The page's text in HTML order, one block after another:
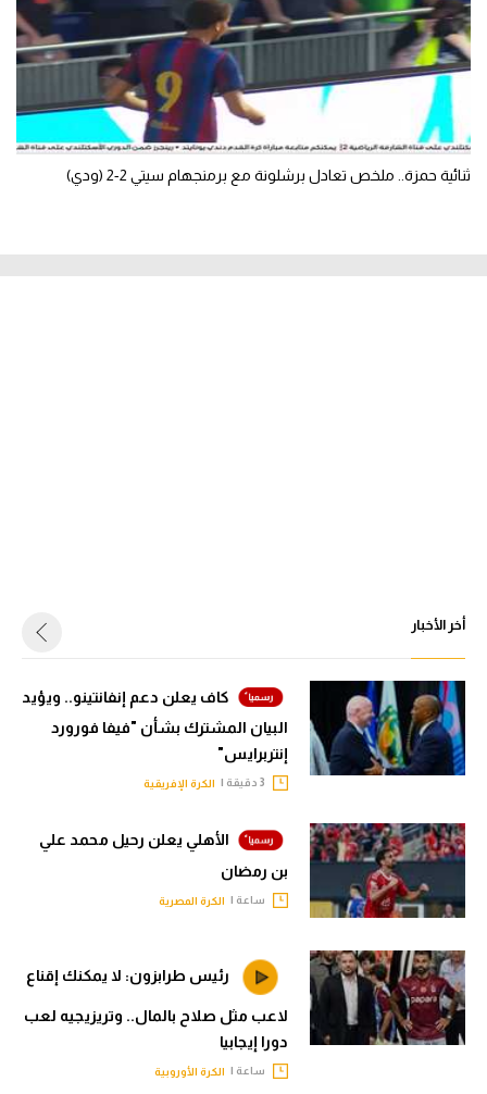
ثنائية حمزة.. ملخص تعادل برشلونة مع برمنجهام سيتي 2-2 (ودي)
أخر الأخبار
كاف يعلن دعم إنفانتينو.. ويؤيد
البيان المشترك بشأن "فيفا فورورد
إنتربرايس"
الكرة الإفريقية
الأهلي يعلن رحيل محمد علي
بن رمضان
ساعة | الكرة المصرية
رئيس طرابزون: لا يمكنك إقناع
لاعب مثل صلاح بالمال.. وتريزيجيه لعب
دورا إيجابيا
ساعة | الكرة الأوروبية